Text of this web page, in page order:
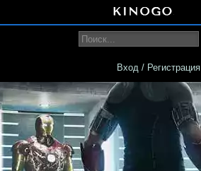
Вход / Регистрация